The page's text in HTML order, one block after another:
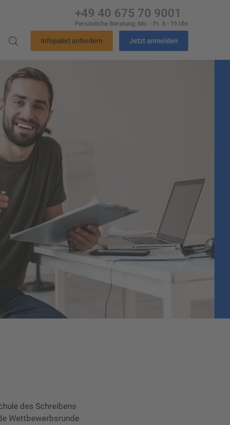
Infopaket anfordern Jetzt anmelden
+49 40 675 70 9001
Persönliche Beratung: Mo. - Fr. 8 - 19 Uhr
des Schreibens
Wettbewerbsrunde